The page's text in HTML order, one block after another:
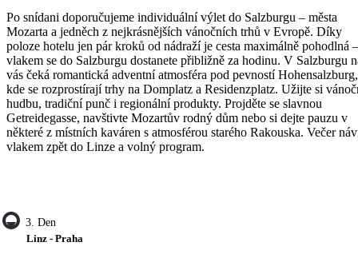
Po snídani doporučujeme individuální výlet do Salzburgu – města
Mozarta a jedněch z nejkrásnějších vánočních trhů v Evropě. Díky
poloze hotelu jen pár kroků od nádraží je cesta maximálně pohodlná –
vlakem se do Salzburgu dostanete přibližně za hodinu. V Salzburgu
vás čeká romantická adventní atmosféra pod pevností Hohensalzburg,
kde se rozprostírají trhy na Domplatz a Residenzplatz. Užijte si
hudbu, tradiční punč i regionální produkty. Projděte se slavnou
Getreidegasse, navštivte Mozartův rodný dům nebo si dejte pauzu v
některé z místních kaváren s atmosférou starého Rakouska. Večer
vlakem zpět do Linze a volný program.
3. Den
Linz - Praha